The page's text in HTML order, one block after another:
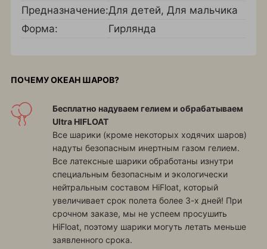
Предназначение:Для детей, Для мальчика
Форма:
Гирлянда
ПОЧЕМУ ОКЕАН ШАРОВ?
Бесплатно надуваем гелием и обрабатываем
Ultra HIFLOAT
Все шарики (кроме некоторых ходячих шаров)
надуты безопасным инертным газом гелием.
Все латексные шарики обработаны изнутри
специальным безопасным и экологически
нейтральным составом HiFloat, который
увеличивает срок полета более 3-х дней! При
срочном заказе, мы не успеем просушить
HiFloat, поэтому шарики могуть летать меньше
заявленного срока.